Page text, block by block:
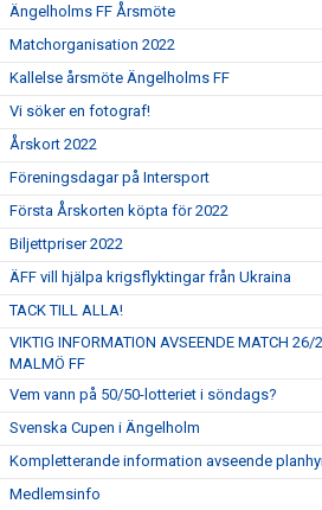
Ängelholms FF Årsmöte
Matchorganisation 2022
Kallelse årsmöte Ängelholms FF
Vi söker en fotograf!
Årskort 2022
Föreningsdagar på Intersport
Första Årskorten köpta för 2022
Biljettpriser 2022
ÄFF vill hjälpa krigsflyktingar från Ukraina
TACK TILL ALLA!
VIKTIG INFORMATION AVSEENDE MATCH 26/
MALMÖ FF
Vem vann på 50/50-lotteriet i söndags?
Svenska Cupen i Ängelholm
Kompletterande information avseende
Medlemsinfo